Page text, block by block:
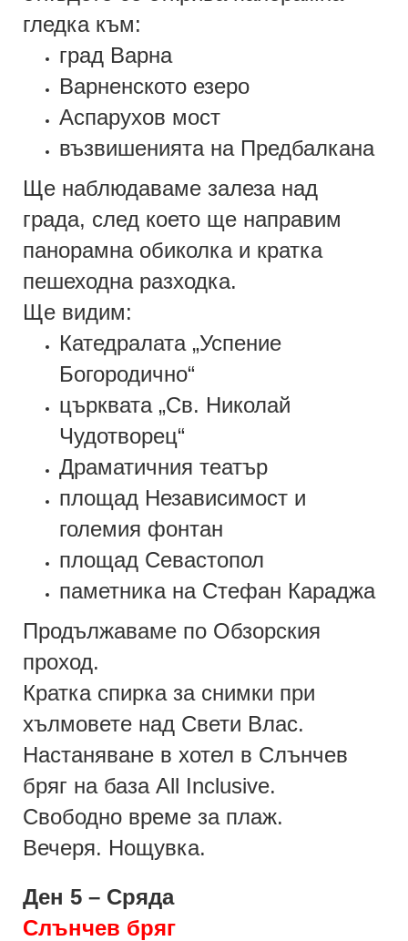
гледка към:
град Варна
Варненското езеро
Аспарухов мост
възвишенията на Предбалкана
Ще наблюдаваме залеза над
града, след което ще направим
панорамна обиколка и кратка
пешеходна разходка.
Ще видим:
Катедралата „Успение
Богородично“
църквата „Св. Николай
Чудотворец“
Драматичния театър
площад Независимост и
големия фонтан
площад Севастопол
паметника на Стефан Караджа
Продължаваме по Обзорския
проход.
Кратка спирка за снимки при
хълмовете над Свети Влас.
Настаняване в хотел в Слънчев
бряг на база All Inclusive.
Свободно време за плаж.
Вечеря. Нощувка.
Ден 5 – Сряда
Слънчев бряг